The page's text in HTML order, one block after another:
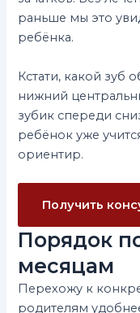
раньше мы это
ребёнка.
Кстати, какой зуб
нижний
зубик спереди
ребёнок уже
ориентир.
Получить
Порядок
месяцам
Перехожу к
родителям